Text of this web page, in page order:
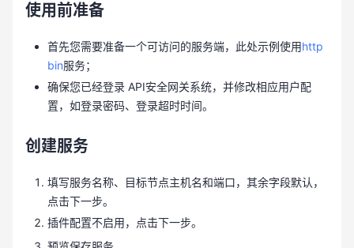
使用前准备
首先您需要准备一个可访问的服务端，此处示例使用http
bin服务；
确保您已经登录 API安全网关系统，并修改相应用户配
置，如登录密码、登录超时时间。
创建服务
填写服务名称、目标节点主机名和端口，其余字段默认，
点击下一步。
插件配置不启用，点击下一步。